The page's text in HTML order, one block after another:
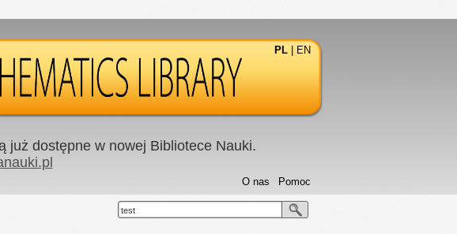
PL EN
już dostępne w nowej Bibliotece Nauki.
Pomoc
O nas
test